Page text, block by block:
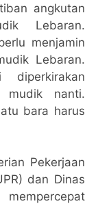
angkutan
Lebaran.
menjamin
Lebaran.
mudik nanti.
bara harus
Pekerjaan
dan Dinas